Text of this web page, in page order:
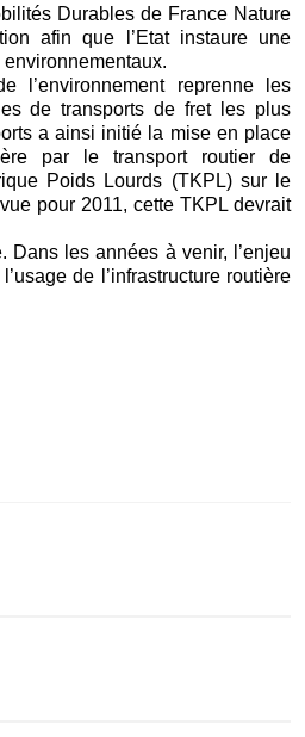
Durables de France Nature
afin que l’Etat instaure une
reprenne les
de transports de fret les plus
a ainsi initié la mise en place
par le transport routier de
Poids Lourds (TKPL) sur le
pour 2011, cette TKPL devrait
Dans les années à venir, l’enjeu
de l’infrastructure routière